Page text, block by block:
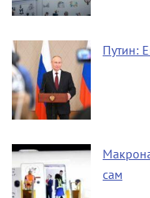
Путин:
сам